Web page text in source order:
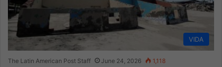
VIDA
The Latin American Post Staff June 24, 2026 1,118